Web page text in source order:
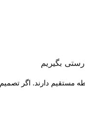
بگیریم
مستقیم دارند. اگر تصمیم